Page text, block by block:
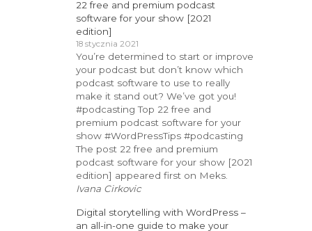
22 free and premium podcast
software for your show [2021
edition]
18 stycznia 2021
You’re determined to start or improve
your podcast but don’t know which
podcast software to use to really
make it stand out? We’ve got you!
#podcasting Top 22 free and
premium podcast software for your
show #WordPressTips #podcasting
The post 22 free and premium
podcast software for your show [2021
edition] appeared first on Meks.
Ivana Cirkovic
Digital storytelling with WordPress –
an all-in-one guide to make your